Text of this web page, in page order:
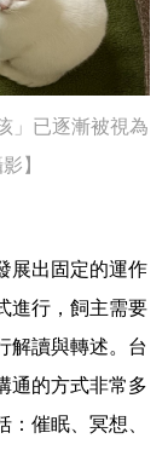
」已逐漸被視為
】
展出固定的運作
進行，飼主需要
解讀與轉述。台
通的方式非常多
催眠、冥想、